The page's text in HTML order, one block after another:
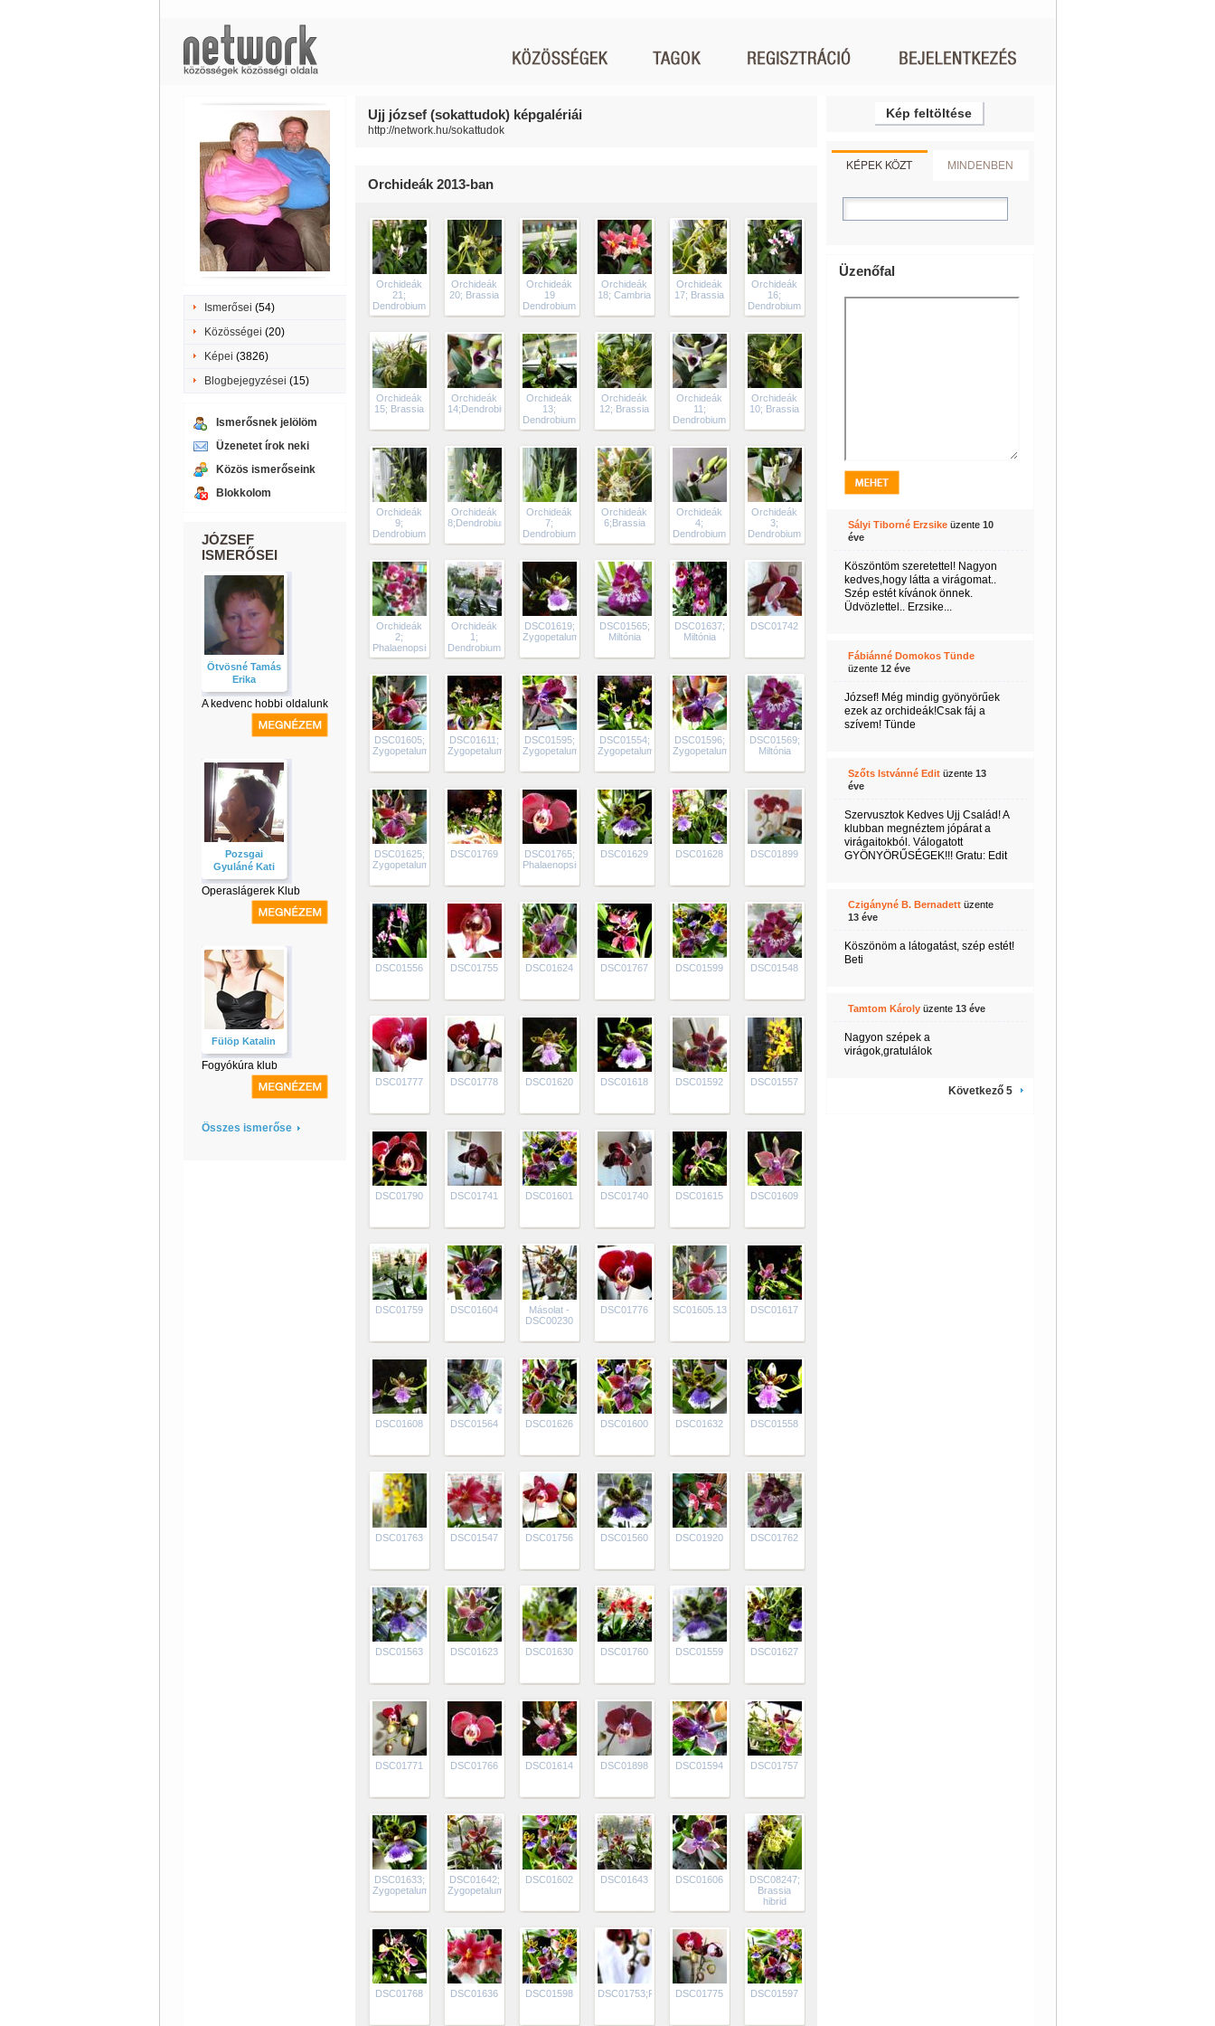
Ismerősei (54)
Közösségei (20)
Képei (3826)
Blogbejegyzései (15)
Ismerősnek jelölöm
Üzenetet írok neki
Közös ismerőseink
Blokkolom
JÓZSEF
ISMERŐSEI
Ötvösné Tamás
Erika
A kedvenc hobbi oldalunk
Pozsgai
Gyuláné Kati
Operaslágerek Klub
Fülöp Katalin
Fogyókúra klub
Összes ismerőse
Ujj józsef (sokattudok) képgalériái
http://network.hu/sokattudok
Orchideák 2013-ban
Orchideák
21;
Dendrobium
Orchideák
20; Brassia
Orchideák
19
Dendrobium
Orchideák
18; Cambria
Orchideák
17; Brassia
Orchideák
16;
Dendrobium
Orchideák
15; Brassia
Orchideák
14;Dendrobium
Orchideák
13;
Dendrobium
Orchideák
12; Brassia
Orchideák
11;
Dendrobium
Orchideák
10; Brassia
Orchideák
9;
Dendrobium
Orchideák
8;Dendrobium
Orchideák
7;
Dendrobium
Orchideák
6;Brassia
Orchideák
4;
Dendrobium
Orchideák
3;
Dendrobium
Orchideák
2;
Phalaenopsis
Orchideák
1;
Dendrobium
DSC01619;
Zygopetalum
DSC01565;
Miltónia
DSC01637;
Miltónia
DSC01742
DSC01605;
Zygopetalum
DSC01611;
Zygopetalumok
DSC01595;
Zygopetalum
DSC01554;
Zygopetalumok
DSC01596;
Zygopetalum
DSC01569;
Miltónia
DSC01625;
Zygopetalum
DSC01769
DSC01765;
Phalaenopsis
DSC01629 DSC01628 DSC01899
DSC01556 DSC01755 DSC01624 DSC01767 DSC01599 DSC01548
DSC01777 DSC01778 DSC01620 DSC01618 DSC01592 DSC01557
DSC01790 DSC01741 DSC01601 DSC01740 DSC01615 DSC01609
DSC01759 DSC01604
Másolat -
DSC00230
DSC01776 SC01605.13.6.3 DSC01617
DSC01608 DSC01564 DSC01626 DSC01600 DSC01632 DSC01558
DSC01763 DSC01547 DSC01756 DSC01560 DSC01920 DSC01762
DSC01563 DSC01623 DSC01630 DSC01760 DSC01559 DSC01627
DSC01771 DSC01766 DSC01614 DSC01898 DSC01594 DSC01757
DSC01633;
Zygopetalum
DSC01642;
Zygopetalumok
DSC01602 DSC01643 DSC01606
DSC08247;
Brassia
hibrid
DSC01768 DSC01636 DSC01598 DSC01753;Phalaenopsis
DSC01775 DSC01597
Kép feltöltése
KÉPEK KÖZT MINDENBEN
Üzenőfal
Sályi Tiborné Erzsikeüzente 10
éve
Köszöntöm szeretettel! Nagyon
kedves,hogy látta a virágomat..
Szép estét kívánok önnek.
Üdvözlettel.. Erzsike...
Fábiánné Domokos Tünde
üzente 12 éve
József! Még mindig gyönyörűek
ezek az orchideák!Csak fáj a
szívem! Tünde
Szőts Istvánné Editüzente 13
éve
Szervusztok Kedves Ujj Család! A
klubban megnéztem jópárat a
virágaitokból. Válogatott
GYÖNYÖRŰSÉGEK!!! Gratu: Edit
Czigányné B. Bernadettüzente
13 éve
Köszönöm a látogatást, szép estét!
Beti
Tamtom Károlyüzente 13 éve
Nagyon szépek a
virágok,gratulálok
Következő 5